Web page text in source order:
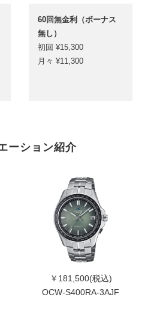
60回無金利（ボーナス
無し）
初回 ¥15,300
月々 ¥11,300
ーション紹介
￥181,500(税込)
OCW-S400RA-3AJF